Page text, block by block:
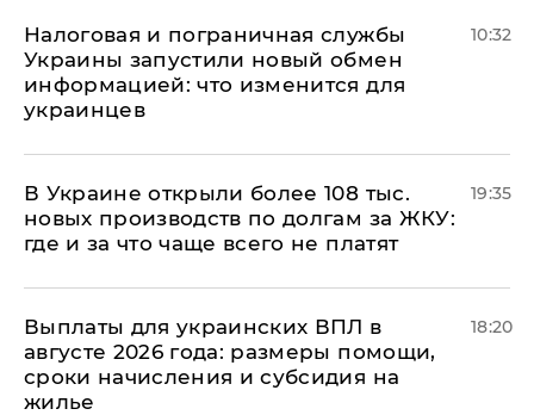
Налоговая и пограничная службы
Украины запустили новый обмен
информацией: что изменится для
украинцев
10:32
В Украине открыли более 108 тыс.
новых производств по долгам за ЖКУ:
где и за что чаще всего не платят
19:35
Выплаты для украинских ВПЛ в
августе 2026 года: размеры помощи,
сроки начисления и субсидия на
жилье
18:20